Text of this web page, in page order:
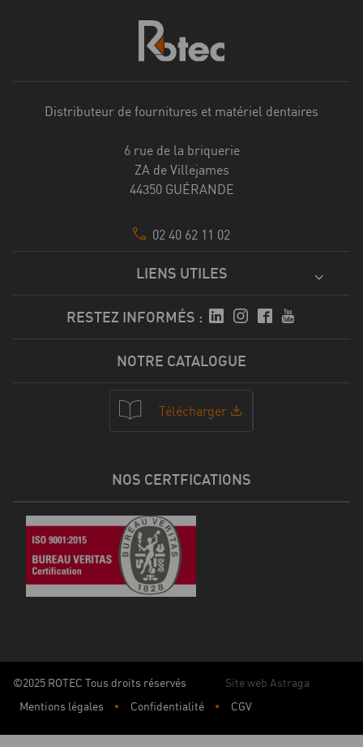
Distributeur de fournitures et matériel dentaires
6 rue de la briquerie
ZA de Villejames
44350 GUÉRANDE
02 40 62 11 02
LIENS UTILES
RESTEZ INFORMÉS :
NOTRE CATALOGUE
Télécharger
NOS CERTFICATIONS
©2025 ROTEC Tous droits réservés
Site web Astraga
Mentions légales
Confidentialité CGV